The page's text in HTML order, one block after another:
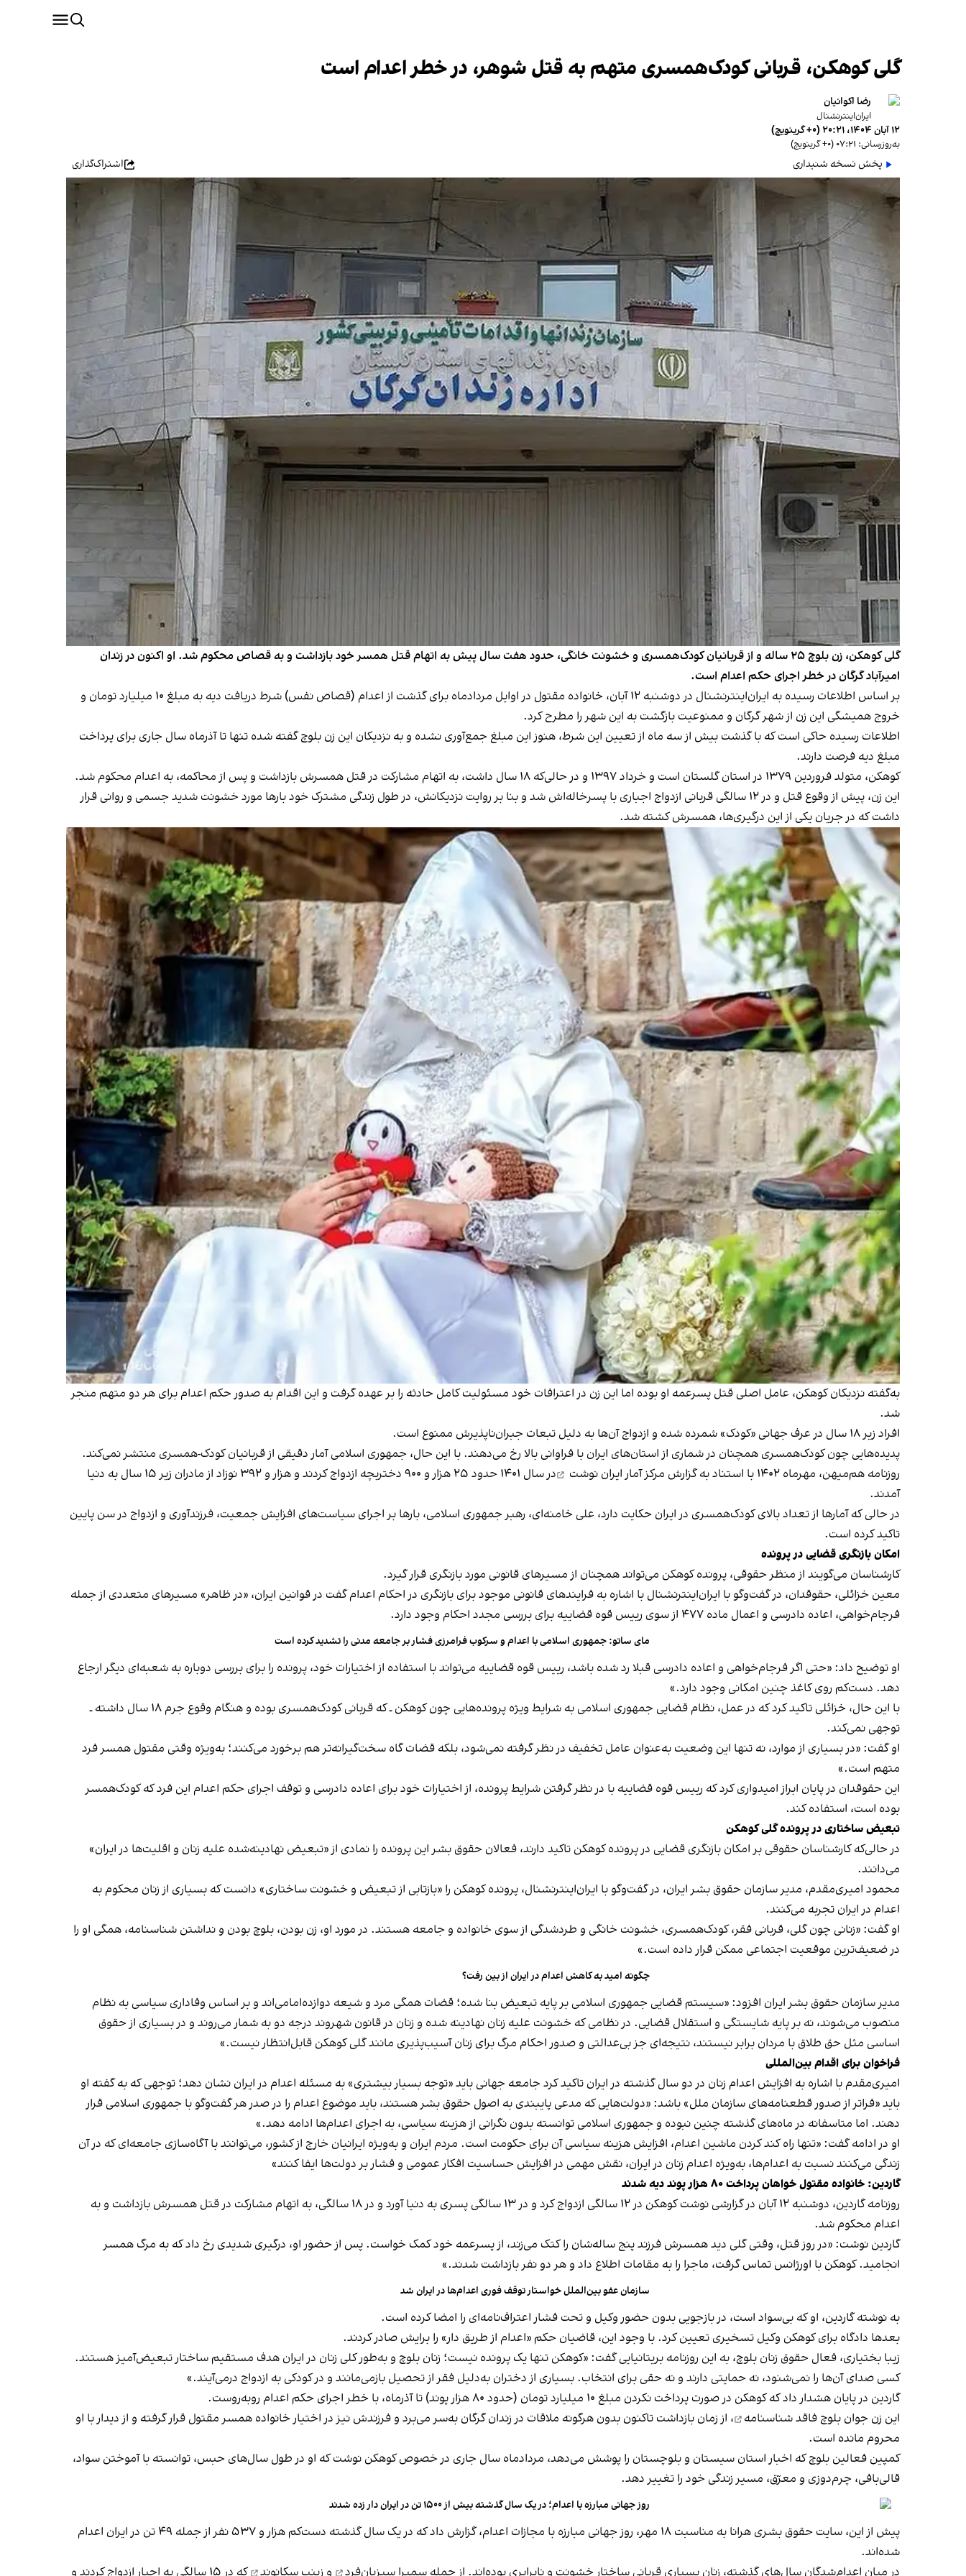
گلی کوهکن، قربانی کودک‌همسری متهم به قتل شوهر، در خطر اعدام است
رضا اکوانیان
ایران‌اینترنشنال
۱۲ آبان ۱۴۰۴، ۲۰:۲۱ (‎+۰ گرینویچ)
به‌روزرسانی: ۰۷:۲۱ (‎+۰ گرینویچ)
پخش نسخه شنیداری اشتراک‌گذاری
گلی کوهکن، زن بلوچ ۲۵ ساله و از قربانیان کودک‌همسری و خشونت خانگی، حدود هفت سال پیش به اتهام قتل همسر خود بازداشت و به قصاص محکوم شد. او اکنون در زندان
امیرآباد گرگان در خطر اجرای حکم اعدام است.
بر اساس اطلاعات رسیده به ایران‌اینترنشنال در دوشنبه ۱۲ آبان، خانواده مقتول در اوایل مردادماه برای گذشت از اعدام (قصاص نفس) شرط دریافت دیه به مبلغ ۱۰ میلیارد تومان و
خروج همیشگی این زن از شهر گرگان و ممنوعیت بازگشت به این شهر را مطرح کرد.
اطلاعات رسیده حاکی است که با گذشت بیش از سه ماه از تعیین این شرط، هنوز این مبلغ جمع‌آوری نشده و به نزدیکان این زن بلوچ گفته شده تنها تا آذرماه سال جاری برای پرداخت
مبلغ دیه فرصت دارند.
کوهکن، متولد فروردین ۱۳۷۹ در استان گلستان است و خرداد ۱۳۹۷ و در حالی‌که ۱۸ سال داشت، به اتهام مشارکت در قتل همسرش بازداشت و پس از محاکمه، به اعدام محکوم شد.
این زن، پیش از وقوع قتل و در ۱۲ سالگی قربانی ازدواج اجباری با پسرخاله‌اش شد و بنا بر روایت نزدیکانش، در طول زندگی مشترک خود بارها مورد خشونت شدید جسمی و روانی قرار
داشت که در جریان یکی از این درگیری‌ها، همسرش کشته شد.
به‌گفته نزدیکان کوهکن، عامل اصلی قتل پسرعمه‌ او بوده اما این زن در اعترافات خود مسئولیت کامل حادثه را بر عهده گرفت و این اقدام به صدور حکم اعدام برای هر دو متهم منجر
شد.
افراد زیر ۱۸ سال در عرف جهانی «کودک» شمرده شده و ازدواج آن‌ها به دلیل تبعات جبران‌ناپذیرش ممنوع است.
پدیده‌هایی چون کودک‌همسری همچنان در شماری از استان‌های ایران با فراوانی بالا رخ می‌دهند. با این حال، جمهوری اسلامی آمار دقیقی از قربانیان کودک-همسری منتشر نمی‌کند.
روزنامه هم‌میهن، مهرماه ۱۴۰۲ با استناد به گزارش مرکز آمار ایران
نوشت
در سال ۱۴۰۱ حدود ۲۵ هزار و ۹۰۰ دختر‌بچه ازدواج کردند و هزار و ۳۹۲ نوزاد از مادران زیر ۱۵ سال به دنیا
آمدند.
در حالی‌ که آمارها از تعداد بالای کودک‌همسری در ایران حکایت دارد، علی خامنه‌ای، رهبر جمهوری اسلامی، بارها بر اجرای سیاست‌های افزایش جمعیت، فرزندآوری و ازدواج در سن پایین
تاکید کرده است.
امکان بازنگری قضایی در پرونده
کارشناسان می‌گویند از منظر حقوقی، پرونده کوهکن می‌تواند همچنان از مسیرهای قانونی مورد بازنگری قرار گیرد.
معین خزائلی، حقوقدان، در گفت‌وگو با ایران‌اینترنشنال با اشاره به فرایندهای قانونی موجود برای بازنگری در احکام اعدام گفت در قوانین ایران، «در ظاهر» مسیرهای متعددی از جمله
فرجام‌خواهی، اعاده دادرسی و اعمال ماده ۴۷۷ از سوی رییس قوه قضاییه برای بررسی مجدد احکام وجود دارد.
مای ساتو: جمهوری اسلامی با اعدام و سرکوب فرامرزی فشار بر جامعه مدنی را تشدید کرده است
او توضیح داد: «حتی اگر فرجام‌خواهی و اعاده دادرسی قبلا رد شده باشد، رییس قوه قضاییه می‌تواند با استفاده از اختیارات خود، پرونده را برای بررسی دوباره به شعبه‌ای دیگر ارجاع
دهد. دست‌کم روی کاغذ چنین امکانی وجود دارد.»
با این حال، خزائلی تاکید کرد که در عمل، نظام قضایی جمهوری اسلامی به شرایط ویژه پرونده‌هایی چون کوهکن ـ که قربانی کودک‌همسری بوده و هنگام وقوع جرم ۱۸ سال داشته ـ
توجهی نمی‌کند.
او گفت: «در بسیاری از موارد، نه‌ تنها این وضعیت به‌عنوان عامل تخفیف در نظر گرفته نمی‌شود، بلکه قضات گاه سخت‌گیرانه‌تر هم برخورد می‌کنند؛ به‌ویژه وقتی مقتول همسر فرد
متهم است.»
این حقوقدان در پایان ابراز امیدواری کرد که رییس قوه قضاییه با در نظر گرفتن شرایط پرونده، از اختیارات خود برای اعاده دادرسی و توقف اجرای حکم اعدام این فرد که کودک‌همسر
بوده است، استفاده کند.
تبعیض ساختاری در پرونده گلی کوهکن
در حالی‌که کارشناسان حقوقی بر امکان بازنگری قضایی در پرونده کوهکن تاکید دارند، فعالان حقوق بشر این پرونده را نمادی از «تبعیض نهادینه‌شده علیه زنان و اقلیت‌ها در ایران»
می‌دانند.
محمود امیری‌مقدم، مدیر سازمان حقوق بشر ایران، در گفت‌وگو با ایران‌اینترنشنال، پرونده کوهکن را «بازتابی از تبعیض و خشونت ساختاری» دانست که بسیاری از زنان محکوم به
اعدام در ایران تجربه می‌کنند.
او گفت: «زنانی چون گلی، قربانی فقر، کودک‌همسری، خشونت خانگی و طردشدگی از سوی خانواده و جامعه هستند. در مورد او، زن‌ بودن، بلوچ‌ بودن و نداشتن شناسنامه، همگی او را
در ضعیف‌ترین موقعیت اجتماعی ممکن قرار داده است.»
چگونه امید به کاهش اعدام در ایران از بین رفت؟
مدیر سازمان حقوق بشر ایران افزود: «سیستم قضایی جمهوری اسلامی بر پایه تبعیض بنا شده؛ قضات همگی مرد و شیعه دوازده‌امامی‌اند و بر اساس وفاداری سیاسی به نظام
منصوب می‌شوند، نه بر پایه شایستگی و استقلال قضایی. در نظامی که خشونت علیه زنان نهادینه شده و زنان در قانون شهروند درجه‌ دو به شمار می‌روند و در بسیاری از حقوق
اساسی مثل حق طلاق با مردان برابر نیستند، نتیجه‌ای جز بی‌عدالتی و صدور احکام مرگ برای زنان آسیب‌پذیری مانند گلی کوهکن قابل‌انتظار نیست.»
فراخوان برای اقدام بین‌المللی
امیری‌مقدم با اشاره به افزایش اعدام زنان در دو سال گذشته در ایران تاکید کرد جامعه جهانی باید «توجه بسیار بیشتری» به مسئله اعدام در ایران نشان دهد؛ توجهی که به‌ گفته او
باید «فراتر از صدور قطعنامه‌های سازمان ملل» باشد: «دولت‌هایی که مدعی پایبندی به اصول حقوق بشر هستند، باید موضوع اعدام را در صدر هر گفت‌وگو با جمهوری اسلامی قرار
دهند. اما متاسفانه در ماه‌های گذشته چنین نبوده و جمهوری اسلامی توانسته بدون نگرانی از هزینه سیاسی، به اجرای اعدام‌ها ادامه دهد.»
او در ادامه گفت: «تنها راه کند کردن ماشین اعدام، افزایش هزینه سیاسی آن برای حکومت است. مردم ایران و به‌ویژه ایرانیان خارج از کشور، می‌توانند با آگاه‌سازی جامعه‌ای که در آن
زندگی می‌کنند نسبت به اعدام‌ها، به‌ویژه اعدام زنان در ایران، نقش مهمی در افزایش حساسیت افکار عمومی و فشار بر دولت‌ها ایفا کنند»
گاردین: خانواده مقتول خواهان پرداخت ۸۰ هزار پوند دیه شدند
روزنامه گاردین، دوشنبه ۱۲ آبان در گزارشی نوشت کوهکن در ۱۲ سالگی ازدواج کرد و در ۱۳ سالگی پسری به دنیا آورد و در ۱۸ سالگی، به اتهام مشارکت در قتل همسرش بازداشت و به
اعدام محکوم شد.
گاردین نوشت: «در روز قتل، وقتی گلی دید همسرش فرزند پنج ساله‌شان را کتک می‌زند، از پسرعمه خود کمک خواست. پس از حضور او، درگیری شدیدی رخ داد که به مرگ همسر
انجامید. کوهکن با اورژانس تماس گرفت، ماجرا را به مقامات اطلاع داد و هر دو نفر بازداشت شدند.»
سازمان عفو بین‌الملل خواستار توقف فوری اعدام‌ها در ایران شد
به‌ نوشته گاردین، او که بی‌سواد است، در بازجویی بدون حضور وکیل و تحت فشار اعتراف‌نامه‌ای را امضا کرده است.
بعدها دادگاه برای کوهکن وکیل تسخیری تعیین کرد. با وجود این، قاضیان حکم «اعدام از طریق دار» را برایش صادر کردند.
زیبا بختیاری، فعال حقوق زنان بلوچ، به این روزنامه بریتانیایی گفت: «کوهکن تنها یک پرونده نیست؛ زنان بلوچ و به‌طور کلی زنان در ایران هدف مستقیم ساختار تبعیض‌آمیز هستند.
کسی صدای آن‌ها را نمی‌شنود، نه حمایتی دارند و نه حقی برای انتخاب. بسیاری از دختران به‌دلیل فقر از تحصیل بازمی‌مانند و در کودکی به ازدواج درمی‌آیند.»
گاردین در پایان هشدار داد که کوهکن در صورت پرداخت نکردن مبلغ ۱۰ میلیارد تومان (حدود ۸۰ هزار پوند) تا آذرماه، با خطر اجرای حکم اعدام روبه‌روست.
این زن جوان بلوچ فاقد شناسنامه
، از زمان بازداشت تاکنون بدون هرگونه ملاقات در زندان گرگان به‌سر می‌برد و فرزندش نیز در اختیار خانواده همسر مقتول قرار گرفته و از دیدار با او
محروم مانده است.
کمپین فعالین بلوچ که اخبار استان سیستان و بلوچستان را پوشش می‌دهد، مردادماه سال جاری در خصوص کوهکن نوشت که او در طول سال‌های حبس، توانسته با آموختن سواد،
قالی‌بافی، چرم‌دوزی و معرّق، مسیر زندگی خود را تغییر دهد.
روز جهانی مبارزه با اعدام؛ در یک سال گذشته بیش از ۱۵۰۰ تن در ایران دار زده شدند
پیش از این،‌ سایت حقوق بشری هرانا به مناسبت ۱۸ مهر، روز جهانی مبارزه با مجازات اعدام، گزارش داد که در یک سال گذشته دست‌کم هزار و ۵۳۷ نفر از جمله ۴۹ تن در ایران اعدام
شده‌اند.
در میان اعدام‌شدگان سال‌های گذشته، زنان بسیاری قربانی ساختار خشونت و نابرابری بوده‌اند. از جمله سمیرا سبزیان‌فرد و زینب سکانوند که در ۱۵ سالگی به اجبار ازدواج کردند و